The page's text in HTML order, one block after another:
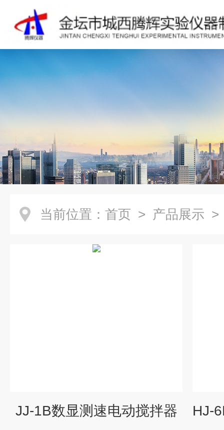
当前位置： 首页 > 产品展示
JJ-1B数显测速电动搅拌器